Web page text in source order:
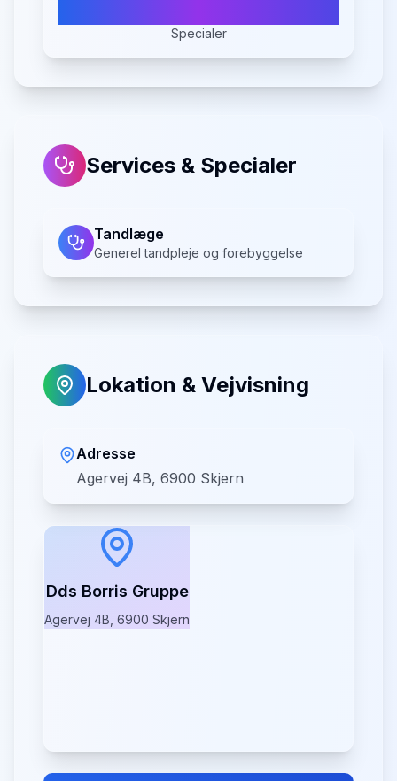
Specialer
Services & Specialer
Tandlæge
Generel tandpleje og forebyggelse
Lokation & Vejvisning
Adresse
Agervej 4B, 6900 Skjern
Dds Borris Gruppe
Agervej 4B, 6900 Skjern